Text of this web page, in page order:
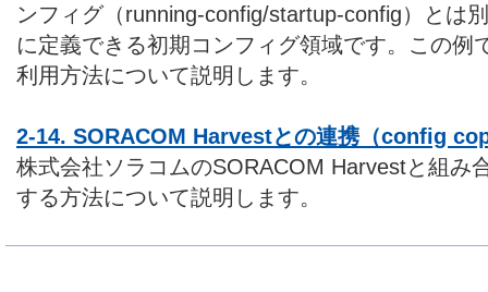
ンフィグ（running-config/startup-config）とは
に定義できる初期コンフィグ領域です。この例
利用方法について説明します。
2-14. SORACOM Harvestとの連携（config
株式会社ソラコムのSORACOM Harvestと組み
する方法について説明します。